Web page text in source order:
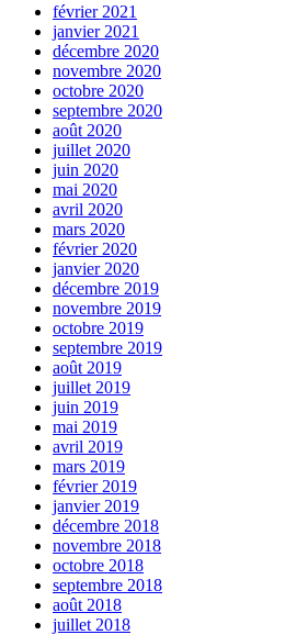
février 2021
janvier 2021
décembre 2020
novembre 2020
octobre 2020
septembre 2020
août 2020
juillet 2020
juin 2020
mai 2020
avril 2020
mars 2020
février 2020
janvier 2020
décembre 2019
novembre 2019
octobre 2019
septembre 2019
août 2019
juillet 2019
juin 2019
mai 2019
avril 2019
mars 2019
février 2019
janvier 2019
décembre 2018
novembre 2018
octobre 2018
septembre 2018
août 2018
juillet 2018